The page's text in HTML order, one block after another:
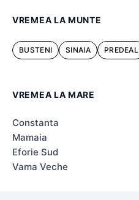
VREMEA LA MUNTE
BUSTENI SINAIA PREDEAL
VREMEA LA MARE
Constanta
Mamaia
Eforie Sud
Vama Veche